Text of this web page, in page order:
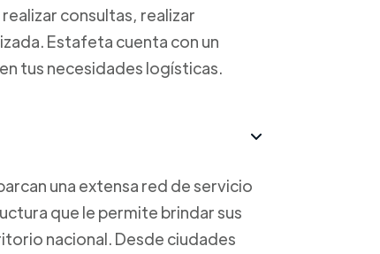
consultas, realizar
Estafeta cuenta con un
tus necesidades logísticas.
una extensa red de servicio
que le permite brindar sus
nacional. Desde ciudades